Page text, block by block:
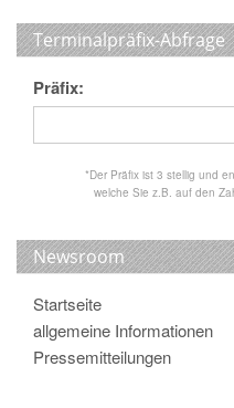
Terminalpräfix-Abfrage
Präfix:
*Der Präfix ist 3 stellig und
welche Sie z.B. auf den
Newsroom
Startseite
allgemeine Informationen
Pressemitteilungen